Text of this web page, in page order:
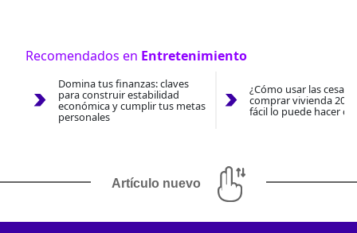
Recomendados en Entretenimiento
Domina tus finanzas: claves
para construir estabilidad
económica y cumplir tus metas
personales
¿Cómo usar las
comprar vivienda
fácil lo puede hacer
Artículo nuevo